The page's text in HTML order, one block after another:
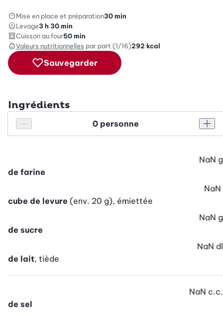
Mise en place et préparation30 min
Levage3 h 30 min
Cuisson au four50 min
Valeurs nutritionnelles par part (1/16)292 kcal
Sauvegarder
Ingrédients
Réduire le nombre de personnes
Personnes
de farine
NaN g
cube de levure (env. 20 g), émiettée
NaN
de sucre
NaN g
de lait, tiède
NaN dl
de sel
NaN c.c.